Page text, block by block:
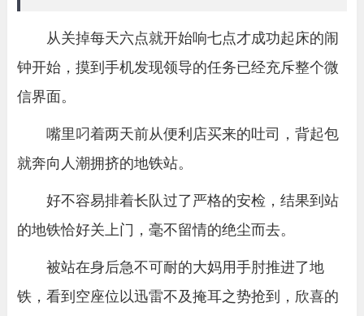
从关掉每天六点就开始响七点才成功起床的闹
钟开始，摸到手机发现领导的任务已经充斥整个微
信界面。
嘴里叼着两天前从便利店买来的吐司，背起包
就奔向人潮拥挤的地铁站。
好不容易排着长队过了严格的安检，结果到站
的地铁恰好关上门，毫不留情的绝尘而去。
被站在身后急不可耐的大妈用手肘推进了地
铁，看到空座位以迅雷不及掩耳之势抢到，欣喜的